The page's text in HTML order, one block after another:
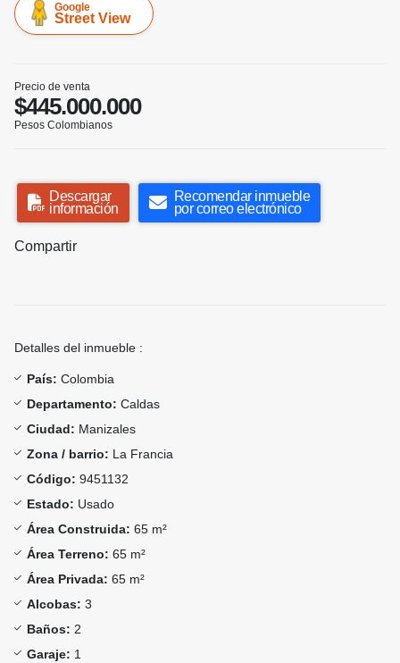
Google
Street View
Precio de venta
$445.000.000
Pesos Colombianos
Descargar
información
Recomendar inmueble
por correo electrónico
Compartir
Detalles del inmueble :
País: Colombia
Departamento: Caldas
Ciudad: Manizales
Zona / barrio: La Francia
Código: 9451132
Estado: Usado
Área Construida: 65 m²
Área Terreno: 65 m²
Área Privada: 65 m²
Alcobas: 3
Baños: 2
Garaje: 1